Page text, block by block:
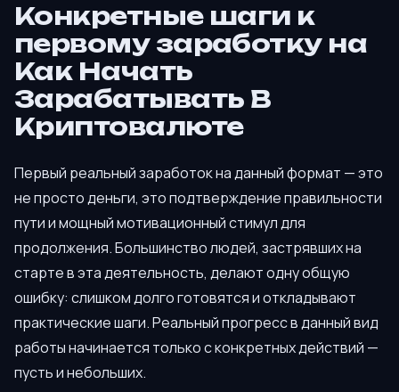
Конкретные шаги к
первому заработку на
Как Начать
Зарабатывать В
Криптовалюте
Первый реальный заработок на данный формат — это
не просто деньги, это подтверждение правильности
пути и мощный мотивационный стимул для
продолжения. Большинство людей, застрявших на
старте в эта деятельность, делают одну общую
ошибку: слишком долго готовятся и откладывают
практические шаги. Реальный прогресс в данный вид
работы начинается только с конкретных действий —
пусть и небольших.